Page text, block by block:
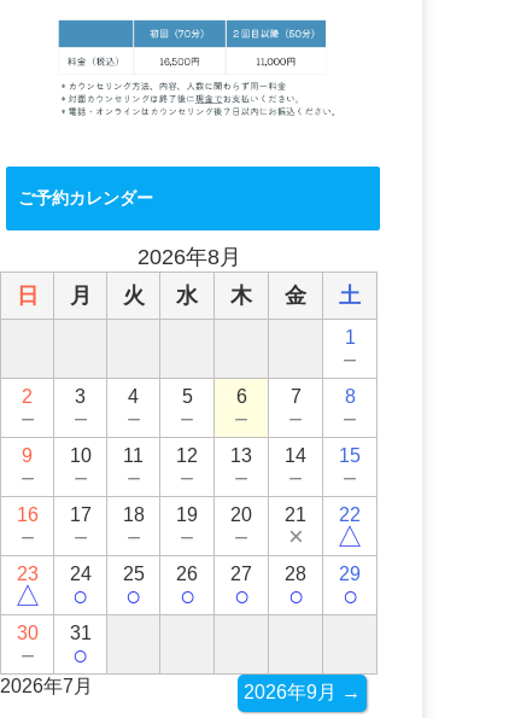
ご予約カレンダー
2026年8月
日
月 火 水 木 金 土
1
－
2
－
3
－
4
－
5
－
6
－
7
－
8
－
9
－
10
－
11
－
12
－
13
－
14
－
15
－
16
－
17
－
18
－
19
－
20
－
21
×
22
△
23
△
24
○
25
○
26
○
27
○
28
○
29
○
30
－
31
○
2026年7月 2026年9月 →